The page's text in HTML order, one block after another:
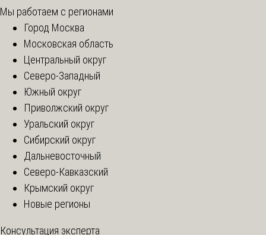
Мы работаем с регионами
Город Москва
Московская область
Центральный округ
Северо-Западный
Южный округ
Приволжский округ
Уральский округ
Сибирский округ
Дальневосточный
Северо-Кавказский
Крымский округ
Новые регионы
Консультация эксперта